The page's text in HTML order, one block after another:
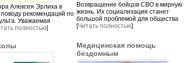
Алексея Эрлиха в
рекомендаций по
Уважаемая
полностью]
Возвращение бойцов СВО в мирную
жизнь. Их социализация станет
большой проблемой для общества
[Читать полностью]
Медицинская помощь
бездомным